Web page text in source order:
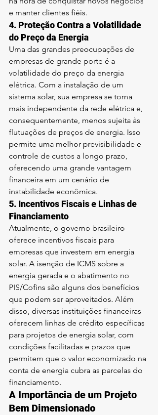
e manter clientes fiéis.
4. Proteção Contra a Volatilidade
do Preço da Energia
Uma das grandes preocupações de
empresas de grande porte é a
volatilidade do preço da energia
elétrica. Com a instalação de um
sistema solar, sua empresa se torna
mais independente da rede elétrica e,
consequentemente, menos sujeita às
flutuações de preços de energia. Isso
permite uma melhor previsibilidade e
controle de custos a longo prazo,
oferecendo uma grande vantagem
financeira em um cenário de
instabilidade econômica.
5. Incentivos Fiscais e Linhas de
Financiamento
Atualmente, o governo brasileiro
oferece incentivos fiscais para
empresas que investem em energia
solar. A isenção de ICMS sobre a
energia gerada e o abatimento no
PIS/Cofins são alguns dos benefícios
que podem ser aproveitados. Além
disso, diversas instituições financeiras
oferecem linhas de crédito específicas
para projetos de energia solar, com
condições facilitadas e prazos que
permitem que o valor economizado na
conta de energia cubra as parcelas do
financiamento.
A Importância de um Projeto
Bem Dimensionado